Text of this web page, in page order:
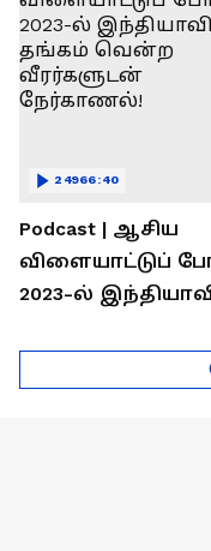
Podcast | ஆசிய
விளையாட்டுப்
2023-ல்
வீரர்களுடன்
நேர்காணல்!
24966:40